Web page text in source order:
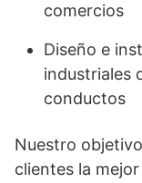
comercios
Diseño e
industriales
conductos
Nuestro
clientes la